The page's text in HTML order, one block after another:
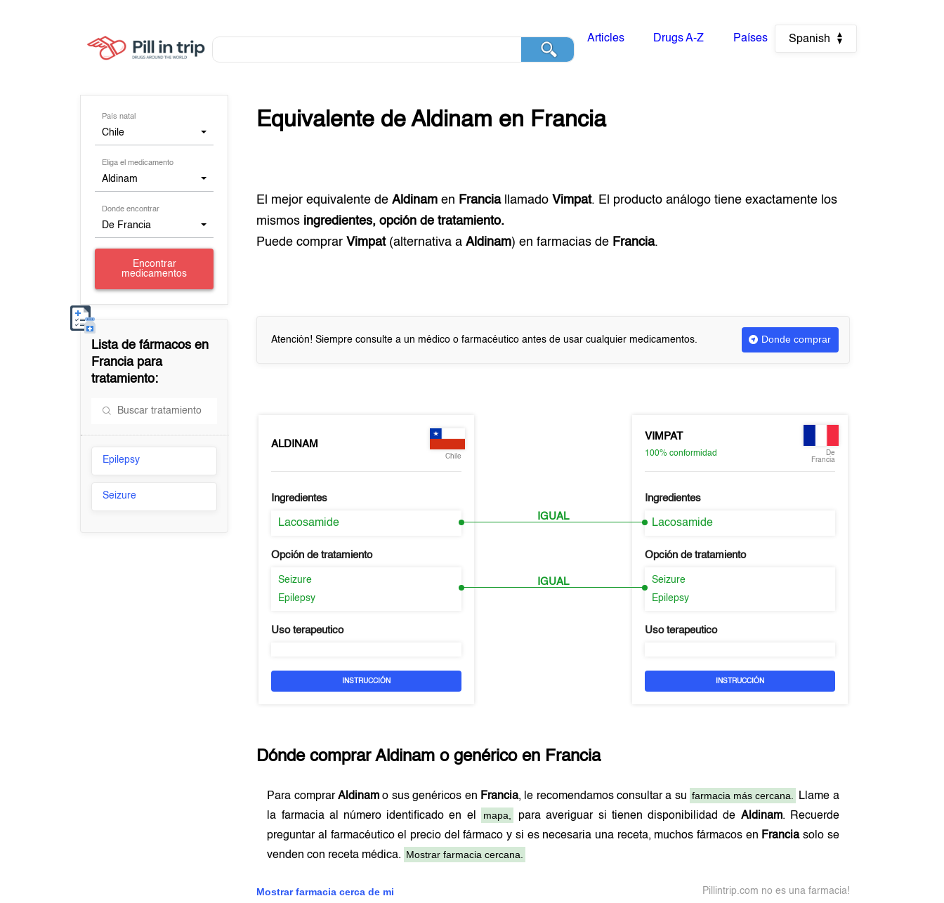
Articles Drugs A-Z Países Spanish
País natal
Chile
Eliga el medicamento
Aldinam
Donde encontrar
De Francia
Encontrar
medicamentos
Lista de fármacos en
Franciapara
tratamiento:
Epilepsy
Seizure
Equivalente deAldinam en Francia
El mejor equivalente deAldinam en Franciallamado Vimpat. El producto análogo tiene exactamente los
mismos ingredientes, opción de tratamiento.
Puede comprar Vimpat(alternativa aAldinam) en farmacias de Francia.
Atención! Siempre consulte a un médico o farmacéutico antes de usar cualquier medicamentos. Donde comprar
ALDINAM
Chile
Ingredientes
Lacosamide
Opción de tratamiento
Seizure
Epilepsy
Uso terapeutico
INSTRUCCIÓN
IGUAL
IGUAL
VIMPAT
100% conformidad
De
Francia
Ingredientes
Lacosamide
Opción de tratamiento
Seizure
Epilepsy
Uso terapeutico
INSTRUCCIÓN
Dónde comprarAldinam o genérico en Francia
Para comprarAldinam o sus genéricos en Francia, le recomendamos consultar a su farmacia más cercana.
Llame a
la farmacia al número identificado en el
mapa, para averiguar si tienen disponibilidad de Aldinam. Recuerde
preguntar al farmacéutico el precio del fármaco y si es necesaria una receta, muchos fármacos en Franciasolo se
venden con receta médica. Mostrar farmacia cercana.
Mostrar farmacia cerca de mi Pillintrip.com no es una farmacia!